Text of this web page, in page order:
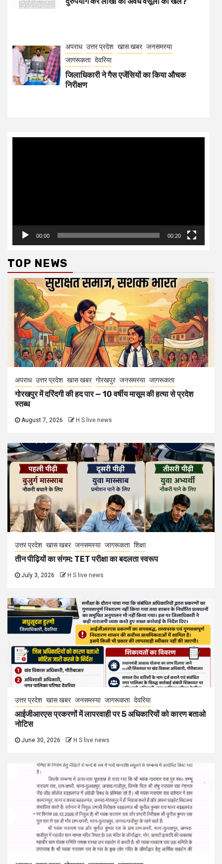
अपराध उत्तर प्रदेश खास खबर जनसमस्या
जागरूकता देवरिया
जिलाधिकारी ने गैस एजेंसियों का किया औचक
निरीक्षण
00:00 00:20
TOP NEWS
अपराध उत्तर प्रदेश खास खबर गोरखपुर जनसमस्या जागरूकता
गोरखपुर में दरिंदगी की हद पार — 10 वर्षीय मासूम की हत्या से प्रदेश
स्तब्ध
August 7, 2026 H S live news
उत्तर प्रदेश खास खबर जनसमस्या जागरूकता शिक्षा
तीन पीढ़ियों का संगम: TET परीक्षा का बदलता स्वरूप
July 3, 2026 H S live news
उत्तर प्रदेश खास खबर जनसमस्या जागरूकता देवरिया
आईजीआरएस प्रकरणों में लापरवाही पर 5 अधिकारियों को कारण बताओ
नोटिस
June 30, 2026 H S live news